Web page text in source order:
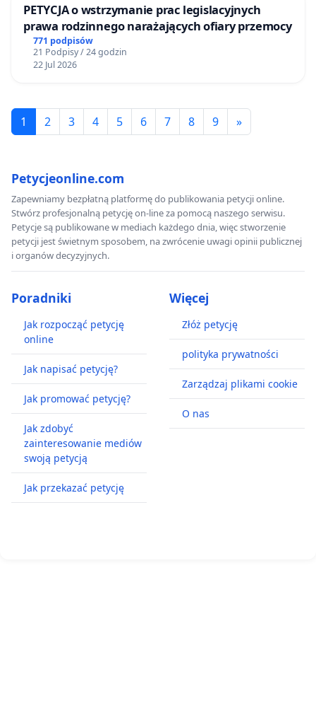
PETYCJA o wstrzymanie prac legislacyjnych
prawa rodzinnego narażających ofiary przemocy
771 podpisów
21 Podpisy / 24 godzin
22 Jul 2026
1 2 3 4 5 6 7 8 9 »
Petycjeonline.com
Zapewniamy bezpłatną platformę do publikowania petycji online.
Stwórz profesjonalną petycję on-line za pomocą naszego serwisu.
Petycje są publikowane w mediach każdego dnia, więc stworzenie
petycji jest świetnym sposobem, na zwrócenie uwagi opinii publicznej
i organów decyzyjnych.
Poradniki
Jak rozpocząć petycję
online
Jak napisać petycję?
Jak promować petycję?
Jak zdobyć
zainteresowanie mediów
swoją petycją
Jak przekazać petycję
Więcej
Złóż petycję
polityka prywatności
Zarządzaj plikami cookie
O nas